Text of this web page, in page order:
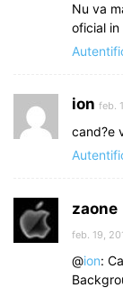
Nu va
oficial in
ion feb.
cand?e
zaone
feb. 19,
@ion: